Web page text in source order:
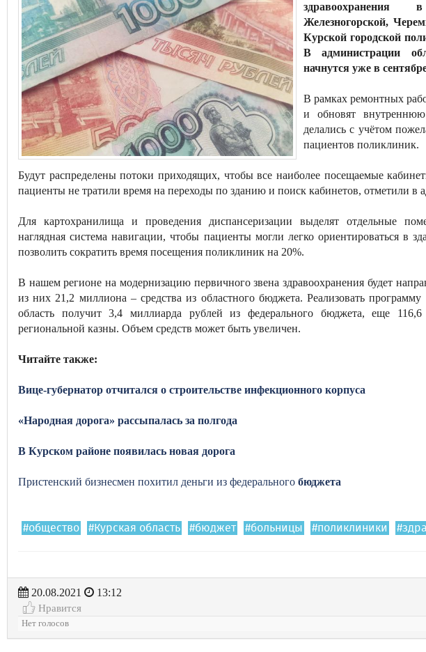
Железногорской,
Курской городской
В администрации
начнутся уже в
В рамках ремонтных
и обновят
делались с учётом
пациентов поликлиник.
Будут распределены потоки приходящих, чтобы все наиболее посещаемые
пациенты не тратили время на переходы по зданию и поиск кабинетов, отметили в
Для картохранилища и проведения диспансеризации выделят отдельные
наглядная система навигации, чтобы пациенты могли легко ориентироваться в
позволить сократить время посещения поликлиник на 20%.
В нашем регионе на модернизацию первичного звена здравоохранения будет
из них 21,2 миллиона – средства из областного бюджета. Реализовать
область получит 3,4 миллиарда рублей из федерального бюджета, еще
региональной казны. Объем средств может быть увеличен.
Читайте также:
Вице-губернатор отчитался о строительстве инфекционного корпуса
«Народная дорога» рассыпалась за полгода
В Курском районе появилась новая дорога
Пристенский бизнесмен похитил деньги из федерального бюджета
#общество #Курская область #бюджет #больницы #поликлиники
20.08.2021
13:12
Нравится
Нет голосов